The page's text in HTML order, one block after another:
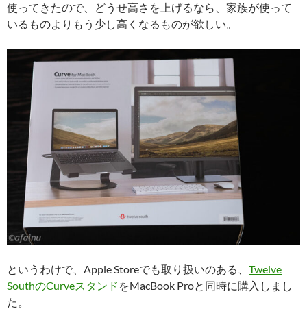
使ってきたので、どうせ高さを上げるなら、家族が使って
いるものよりもう少し高くなるものが欲しい。
というわけで、Apple Storeでも取り扱いのある、 Twelve
SouthのCurveスタンド をMacBook Proと同時に購入しまし
た。